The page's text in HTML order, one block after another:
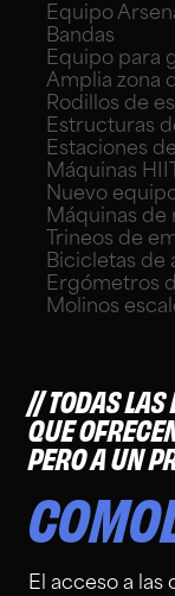
Equipo
Bandas
Equipo para
Amplia zona
Rodillos de
Estructuras
Estaciones
Máquinas HIIT
Nuevo
Máquinas de
Trineos de
Bicicletas de
Ergómetros
Molinos
TODAS
QUE
PERO A UN
El acceso a